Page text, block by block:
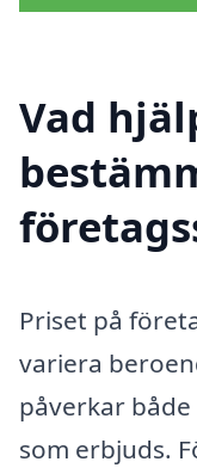
Vad
Priset på
variera
påverkar
som erbjuds.